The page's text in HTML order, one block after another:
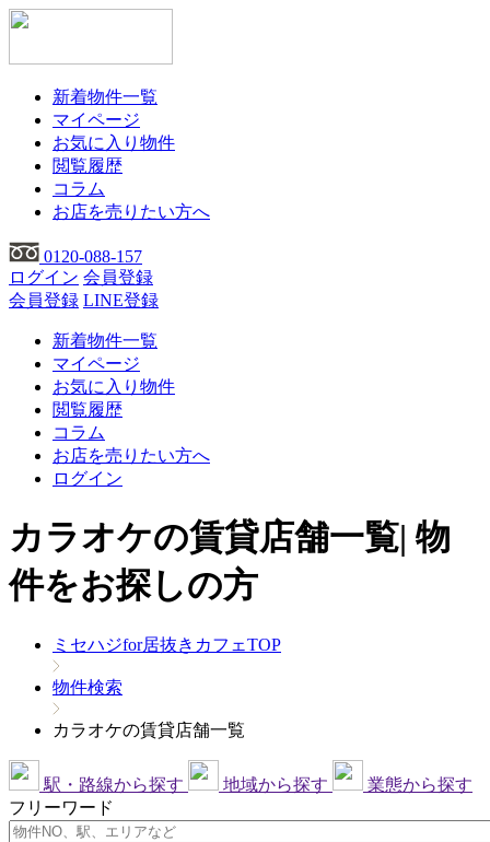
新着物件一覧
マイページ
お気に入り物件
閲覧履歴
コラム
お店を売りたい方へ
0120-088-157
ログイン 会員登録
会員登録 LINE登録
新着物件一覧
マイページ
お気に入り物件
閲覧履歴
コラム
お店を売りたい方へ
ログイン
カラオケの賃貸店舗一覧| 物
件をお探しの方
ミセハジfor居抜きカフェTOP
物件検索
カラオケの賃貸店舗一覧
駅・路線から探す 地域から探す
業態から探す
フリーワード